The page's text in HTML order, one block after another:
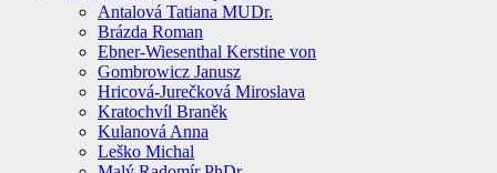
Antalová Tatiana MUDr.
Brázda Roman
Ebner-Wiesenthal Kerstine von
Gombrowicz Janusz
Hricová-Jurečková Miroslava
Kratochvíl Braněk
Kulanová Anna
Leško Michal